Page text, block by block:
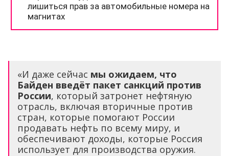
«И даже сейчас мы ожидаем, что
Байден введёт пакет санкций против
России, который затронет нефтяную
отрасль, включая вторичные против
стран, которые помогают России
продавать нефть по всему миру, и
обеспечивают доходы, которые Россия
использует для производства оружия.